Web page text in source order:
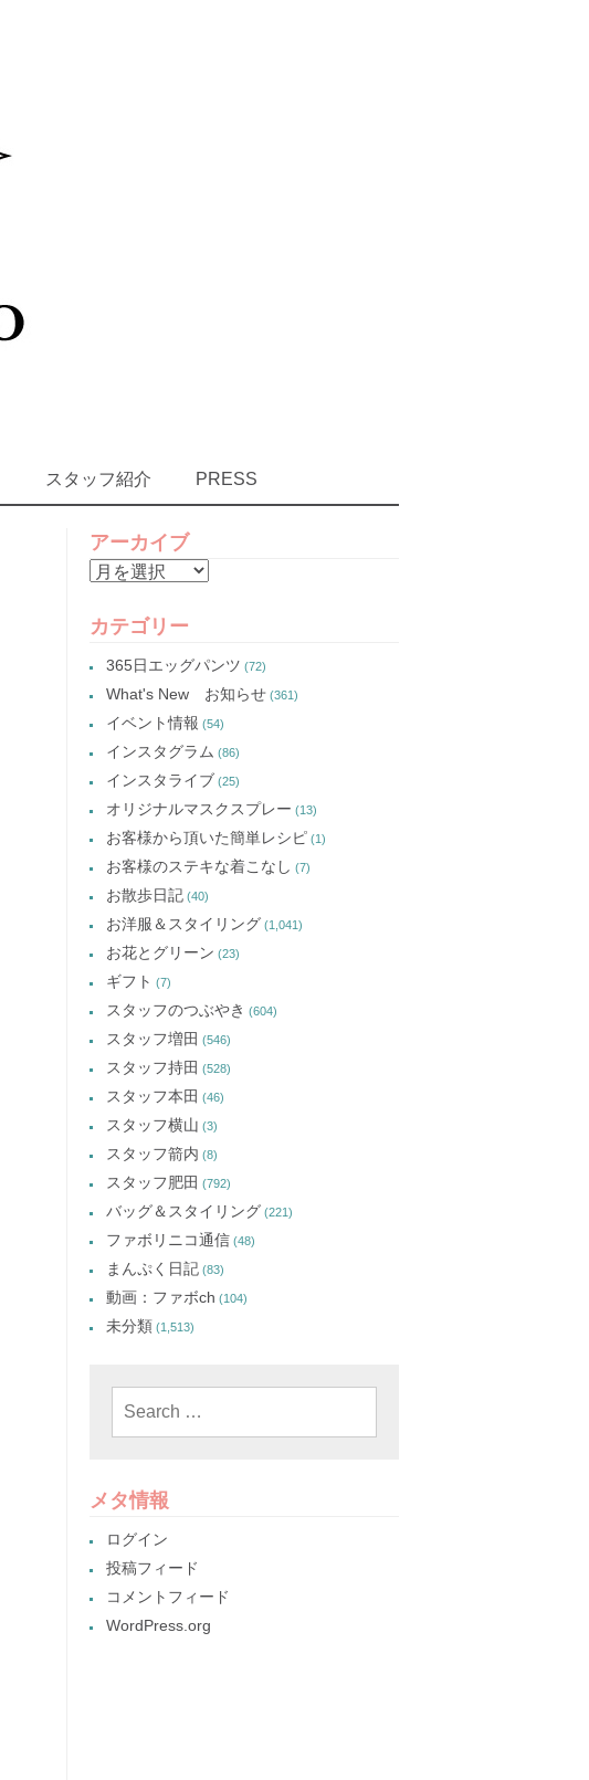
スタッフ紹介 PRESS
アーカイブ
ア
カ
カテゴリー
365日エッグパンツ (72)
What's New お知らせ (361)
イベント情報 (54)
インスタグラム (86)
インスタライブ (25)
オリジナルマスクスプレー (13)
お客様から頂いた簡単レシピ (1)
お客様のステキな着こなし (7)
お散歩日記 (40)
お洋服＆スタイリング (1,041)
お花とグリーン (23)
ギフト (7)
スタッフのつぶやき (604)
スタッフ増田 (546)
スタッフ持田 (528)
スタッフ本田 (46)
スタッフ横山 (3)
スタッフ箭内 (8)
スタッフ肥田 (792)
バッグ＆スタイリング (221)
ファボリニコ通信 (48)
まんぷく日記 (83)
動画：ファボch (104)
未分類 (1,513)
メタ情報
ログイン
投稿フィード
コメントフィード
WordPress.org